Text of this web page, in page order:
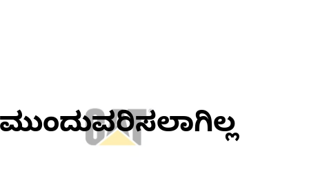
ಮುಂದುವರಿಸಲಾಗಿಲ್ಲ